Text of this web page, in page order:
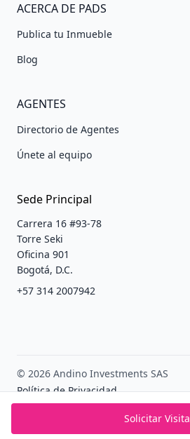
Solicitar Visita
ACERCA DE PADS
Publica tu Inmueble
Blog
AGENTES
Directorio de Agentes
Únete al equipo
Sede Principal
Carrera 16 #93-78
Torre Seki
Oficina 901
Bogotá, D.C.
+57 314 2007942
© 2026 Andino Investments SAS
Política de Privacidad
Terminos y condiciones